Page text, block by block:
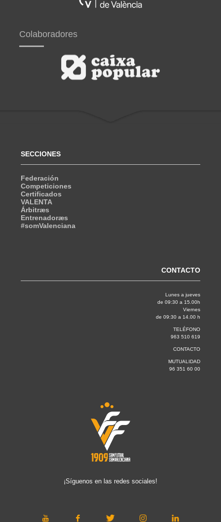
Colaboradores
SECCIONES
Federación
Competiciones
Certificados
VALENTA
Árbitræs
Entrenadoræs
#somValenciana
CONTACTO
Lunes a jueves
de 09:30 a 15.00h
Viernes
de 09:30 a 14.00 h
TELÉFONO
963 510 619
CONTACTO
MUTUALIDAD
96 351 60 00
¡Síguenos en las redes sociales!